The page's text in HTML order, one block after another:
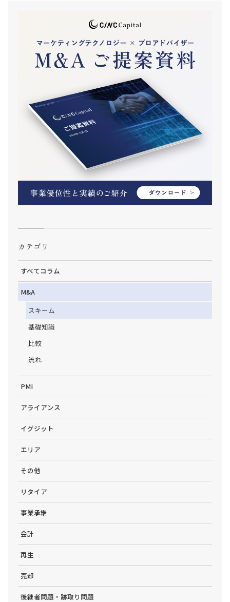
カテゴリ
すべてコラム
M&A
スキーム
基礎知識
比較
流れ
PMI
アライアンス
イグジット
エリア
その他
リタイア
事業承継
会計
再生
売却
後継者問題・跡取り問題